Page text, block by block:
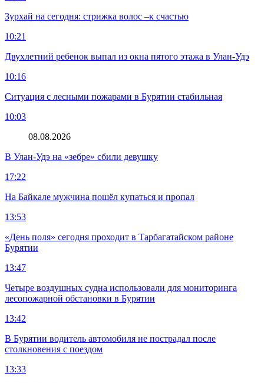
Зурхай на сегодня: стрижка волос –к счастью
10:21
Двухлетний ребенок выпал из окна пятого этажа в Улан-Удэ
10:16
Ситуация с лесными пожарами в Бурятии стабильная
10:03
08.08.2026
В Улан-Удэ на «зебре» сбили девушку
17:22
На Байкале мужчина пошёл купаться и пропал
13:53
«День поля» сегодня проходит в Тарбагатайском районе
Бурятии
13:47
Четыре воздушных судна использовали для мониторинга
лесопожарной обстановки в Бурятии
13:42
В Бурятии водитель автомобиля не пострадал после
столкновения с поездом
13:33